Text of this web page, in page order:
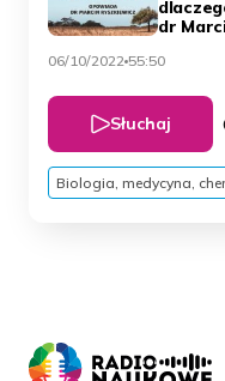
dr
06/10/2022 55:50
Słuchaj
Biologia, medycyna,